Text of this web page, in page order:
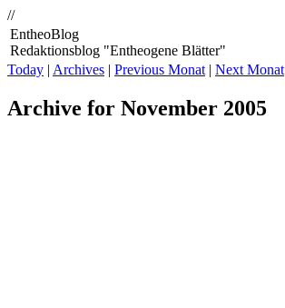
//
EntheoBlog
Redaktionsblog "Entheogene Blätter"
Today | Archives | Previous Monat | Next Monat
Archive for November 2005